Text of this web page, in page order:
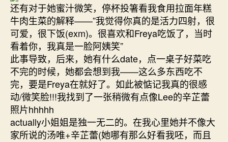
还有对于她蜜汁微笑，停杯投箸看我食用拉面年糕
牛肉生菜的解释——”我觉得你真的是活力四射，很
可爱，很下饭(exm)。很喜欢和Freya吃饭了，当时
看着你，我真是一脸阿姨笑”
此事导致，后来，她有什么date，点一桌子好菜吃
不完的时候，她都会想到我——这么多东西吃不
完，要是Freya在就好了。如此被惦记我真的很感
动/微笑脸!!!我找到了一张稍微有点像Lee的辛芷蕾
照片hhhhh
actually小姐姐是独一无二的。在我心里她并不像大
家所说的汤唯+辛芷蕾(她哪有那么好看我呸，而且